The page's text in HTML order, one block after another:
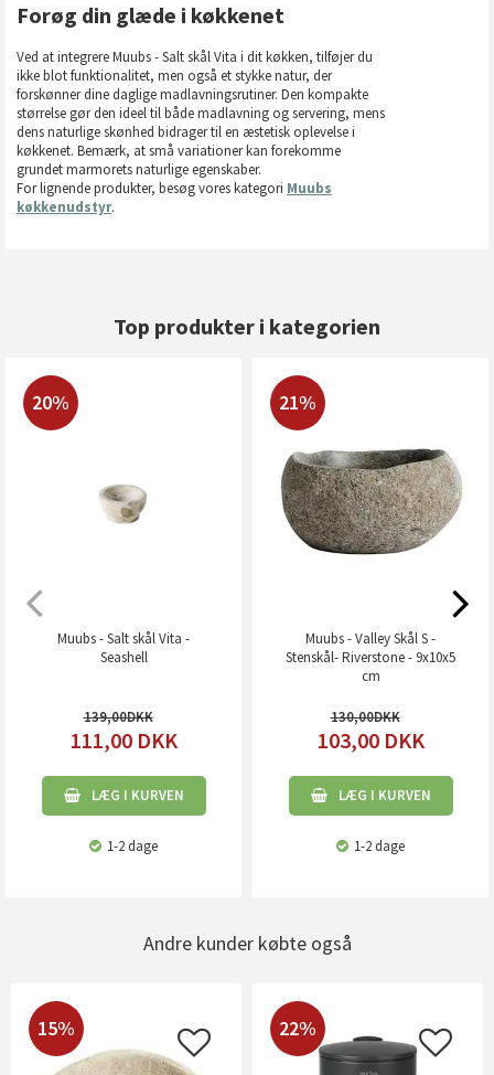
Forøg din glæde i køkkenet
Ved at integrere Muubs - Salt skål Vita i dit køkken, tilføjer du
ikke blot funktionalitet, men også et stykke natur, der
forskønner dine daglige madlavningsrutiner. Den kompakte
størrelse gør den ideel til både madlavning og servering, mens
dens naturlige skønhed bidrager til en æstetisk oplevelse i
køkkenet. Bemærk, at små variationer kan forekomme
grundet marmorets naturlige egenskaber.
For lignende produkter, besøg vores kategori Muubs
køkkenudstyr.
Top produkter i kategorien
20%
Muubs - Salt skål Vita -
Seashell
139,00
111,00 DKK
LÆG I KURVEN
1-2 dage
21%
Muubs - Valley Skål S -
Stenskål- Riverstone - 9x10x5
cm
130,00
103,00 DKK
LÆG I KURVEN
1-2 dage
Andre kunder købte også
15% 22%